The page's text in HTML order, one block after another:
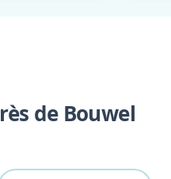
de Bouwel